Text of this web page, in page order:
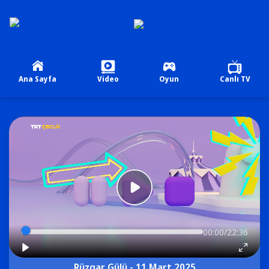
Ana Sayfa Video Oyun Canlı TV
00:00/22:36